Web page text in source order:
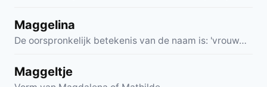
Maggelina
De oorspronkelijk betekenis van de naam is: 'vrouw…
Maggeltje